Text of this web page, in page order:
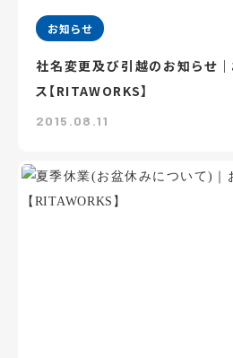
お知らせ
社名変更及び引越のお知らせ
ス【RITAWORKS】
2015.08.11